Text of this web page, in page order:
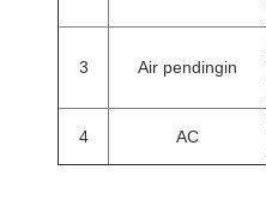
3 Air pendingin
4 AC